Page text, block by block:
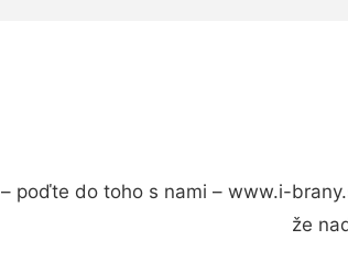
– poďte do toho s nami – www.i-
že